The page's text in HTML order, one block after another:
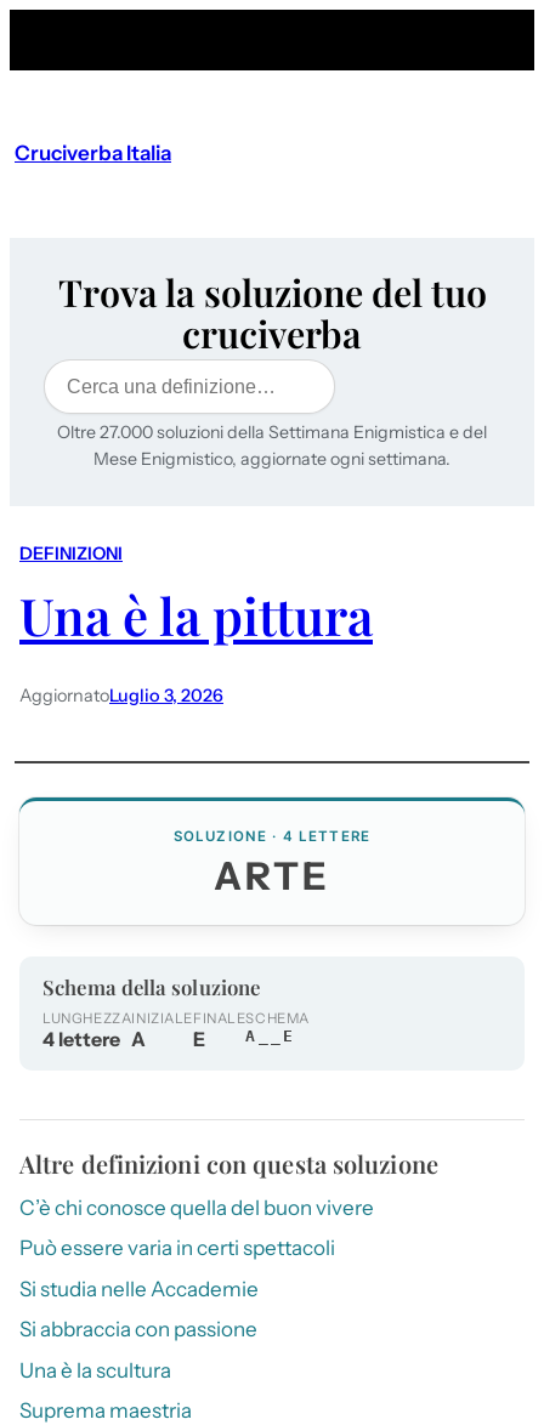
Cruciverba Italia
Trova la soluzione del tuo
cruciverba
Cerca
Oltre 27.000 soluzioni della Settimana Enigmistica e del
Mese Enigmistico, aggiornate ogni settimana.
DEFINIZIONI
Una è la pittura
AggiornatoLuglio 3, 2026
SOLUZIONE · 4 LETTERE
ARTE
Schema della soluzione
LUNGHEZZA
4 lettere
INIZIALE
A
FINALE
E
SCHEMA
A__E
Altre definizioni con questa soluzione
C’è chi conosce quella del buon vivere
Può essere varia in certi spettacoli
Si studia nelle Accademie
Si abbraccia con passione
Una è la scultura
Suprema maestria